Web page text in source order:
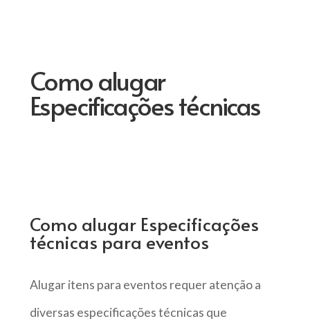
Como alugar
Especificações técnicas
Como alugar Especificações
técnicas para eventos
Alugar itens para eventos requer atenção a
diversas especificações técnicas que